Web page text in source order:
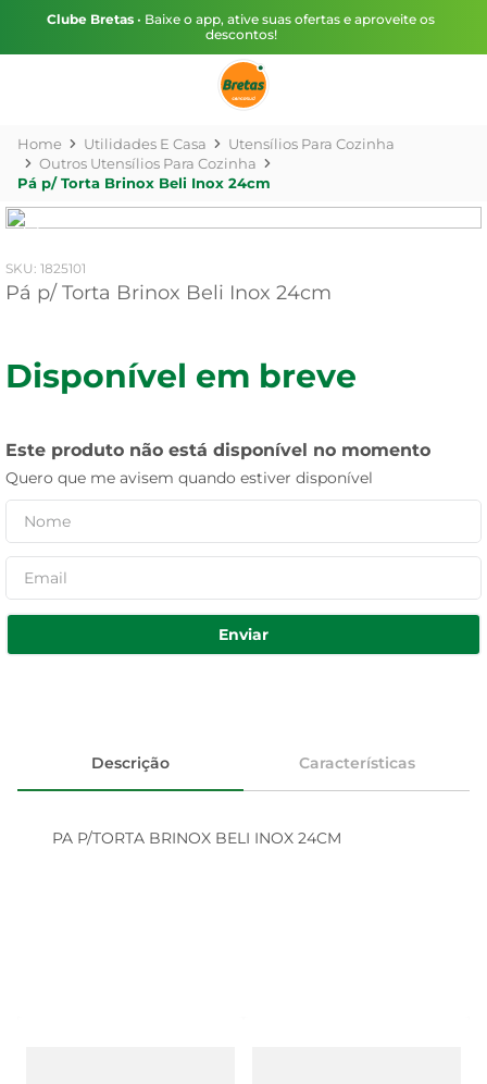
Clube Bretas • Baixe o app, ative suas ofertas e aproveite os
descontos!
Utilidades E Casa
Utensílios Para Cozinha
Outros Utensílios Para Cozinha
Pá p/ Torta Brinox Beli Inox 24cm
: 1825101
Pá p/ Torta Brinox Beli Inox 24cm
Disponível em breve
Este produto não está disponível no momento
Quero que me avisem quando estiver disponível
Enviar
Descrição Características
PA P/TORTA BRINOX BELI INOX 24CM